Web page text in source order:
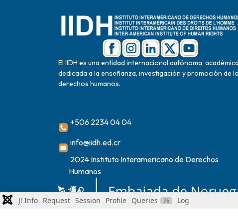
El IIDH es una entidad internacional autónoma,
dedicada a la enseñanza, investigación y promoción de
derechos humanos.
+506 2234 04 04
info@iidh.ed.cr
2024 Instituto Interamericano de Derechos
Humanos
J! Info Request Session Profile Queries 76 Log